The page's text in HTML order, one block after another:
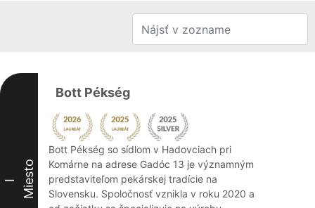
I Miesto
Bott Pékség
Bott Pékség so sídlom v Hadovciach pri
Komárne na adrese Gadóc 13 je významným
predstaviteľom pekárskej tradície na
Slovensku. Spoločnosť vznikla v roku 2020 a